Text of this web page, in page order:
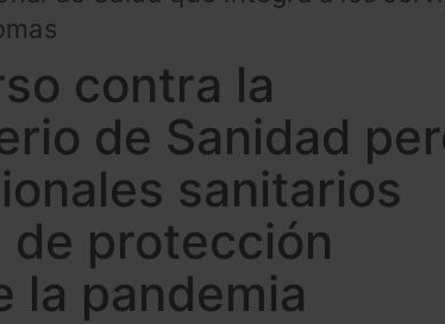
contra la
de Sanidad
sanitarios
de protección
la pandemia